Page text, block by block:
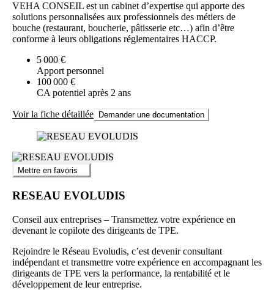
VEHA CONSEIL est un cabinet d’expertise qui apporte des
solutions personnalisées aux professionnels des métiers de
bouche (restaurant, boucherie, pâtisserie etc…) afin d’être
conforme à leurs obligations réglementaires HACCP.
5 000 €
Apport personnel
100 000 €
CA potentiel après 2 ans
Voir la fiche détaillée Demander une documentation
Mettre en favoris
RESEAU EVOLUDIS
Conseil aux entreprises – Transmettez votre expérience en
devenant le copilote des dirigeants de TPE.
Rejoindre le Réseau Evoludis, c’est devenir consultant
indépendant et transmettre votre expérience en accompagnant les
dirigeants de TPE vers la performance, la rentabilité et le
développement de leur entreprise.